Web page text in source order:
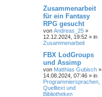
Zusammenarbeit
für ein Fantasy
RPG gesucht
von Andreas_25 »
12.12.2024, 19:52 » in
Zusammenarbeit
FBX LodGroups
und Assimp
von Matthias Gubisch »
14.08.2024, 07:46 » in
Programmiersprachen,
Quelltext und
Bibliotheken